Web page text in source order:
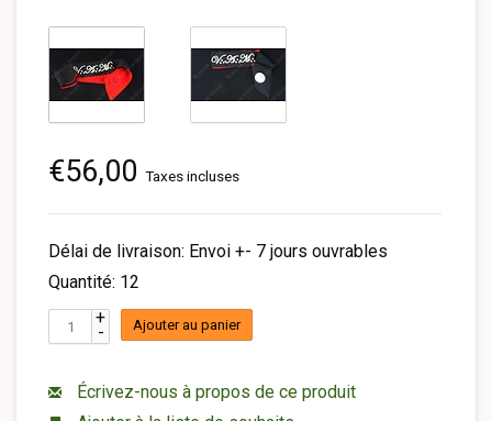
€56,00 Taxes incluses
Délai de livraison: Envoi +- 7 jours ouvrables
Quantité: 12
+
- Ajouter au panier
Écrivez-nous à propos de ce produit